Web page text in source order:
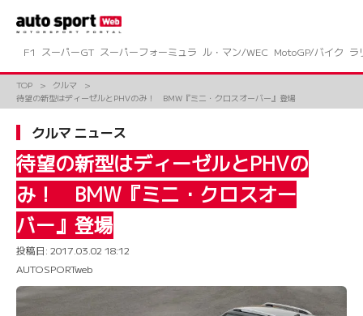
ツ
キ
F1 スーパーGT スーパーフォーミュラ ル・マン/WEC MotoGP/バイク ラ
TOP
クルマ
待望の新型はディーゼルとPHVのみ！ BMW『ミニ・クロスオーバー』登場
クルマ ニュース
待望の新型はディーゼルとPHVの
み！ BMW『ミニ・クロスオー
バー』登場
投稿日: 2017.03.02 18:12
AUTOSPORTweb